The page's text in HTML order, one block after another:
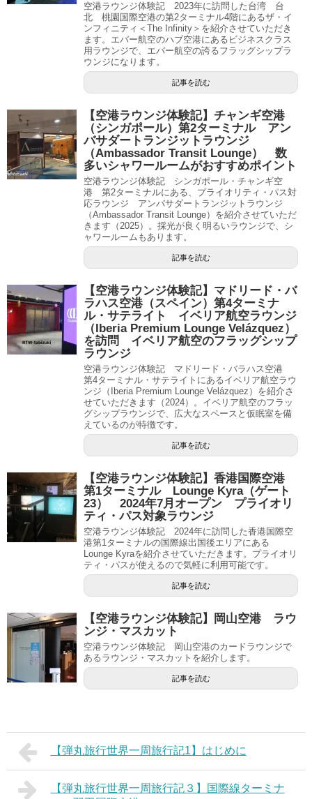
空港ラウンジ体験記 2023年に訪問した台湾 台
北 桃園国際空港の第2ターミナル4階にあるザ・イ
ンフィニティ＜The Infinity＞を紹介させていただき
ます。エバー航空のハブ空港にあるビジネスクラス
用ラウンジで、エバー航空の誇るフラッグシップラ
ウンジになります。
記事を読む
【空港ラウンジ体験記】チャンギ空港
（シンガポール）第2ターミナル アン
バサダートランジットラウンジ
（Ambassador Transit Lounge） 数
多いシャワールームがおすすめポイント
空港ラウンジ体験記 シンガポール・チャンギ空
港 第2ターミナルにある、プライオリティ・パス対
応ラウンジ アンバサダートランジットラウンジ
（Ambassador Transit Lounge）を紹介させていただ
きます（2025）。採光が良く明るいラウンジで、シ
ャワールームもあります。
記事を読む
【空港ラウンジ体験記】マドリード・バ
ラハス空港（スペイン）第4ターミナ
ル・サテライト イベリア航空ラウンジ
（Iberia Premium Lounge Velázquez）
を訪問 イベリア航空のフラッグシップ
ラウンジ
空港ラウンジ体験記 マドリード・バラハス空港
第4ターミナル・サテライトにあるイベリア航空ラウ
ンジ（Iberia Premium Lounge Velázquez）を紹介さ
せていただきます（2024）。イベリア航空のフラッ
グシップラウンジで、広大なスペースと仮眠室を備
えているのが特徴です。
記事を読む
【空港ラウンジ体験記】香港国際空港
第1ターミナル Lounge Kyra（ゲート
23） 2024年7月オープン プライオリ
ティ・パス対象ラウンジ
空港ラウンジ体験記 2024年に訪問した香港国際空
港第1ターミナルの国際線出国後エリアにある
Lounge Kyraを紹介させていただきます。プライオリ
ティ・パスが使えるので気軽に利用可能です。
記事を読む
【空港ラウンジ体験記】岡山空港 ラウ
ンジ・マスカット
空港ラウンジ体験記 岡山空港のカードラウンジで
あるラウンジ・マスカットを紹介します。
記事を読む
【弾丸旅行世界一周旅行記1】はじめに
【弾丸旅行世界一周旅行記３】国際線ターミナ